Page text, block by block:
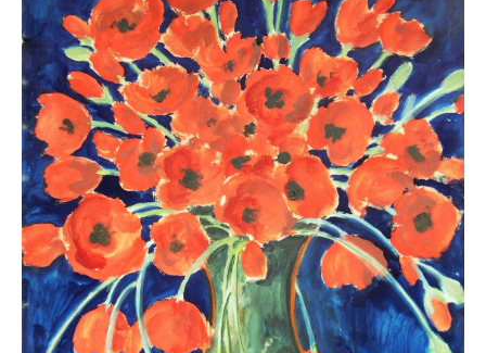
Themenflyer: Trügerische Idyllen
Themenflyer: Buch und Schrift in der Kunst
Themenflyer: Sehnsucht Süden
Themenflyer: Walter Becker
Themenflyer: Richild Holt
Themenflyer: Ernst Geitlinger
Themenflyer: Michel Wagner
Weitere Themenflyer